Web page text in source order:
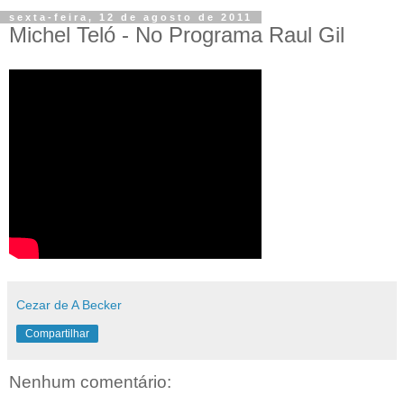
sexta-feira, 12 de agosto de 2011
Michel Teló - No Programa Raul Gil
Cezar de A Becker
Compartilhar
Nenhum comentário: